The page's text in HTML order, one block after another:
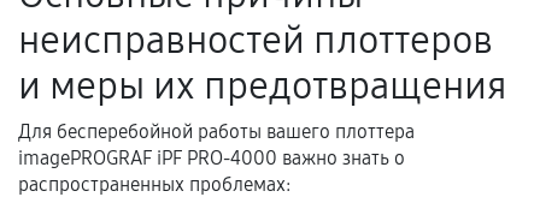
Акт выполненных работ с датой, перечнем
Документы на установленные комплектующие
и кассовый чек.
неисправностей плоттеров
и меры их предотвращения
Для бесперебойной работы вашего плоттера
imagePROGRAF iPF PRO-4000 важно знать о
распространенных проблемах: